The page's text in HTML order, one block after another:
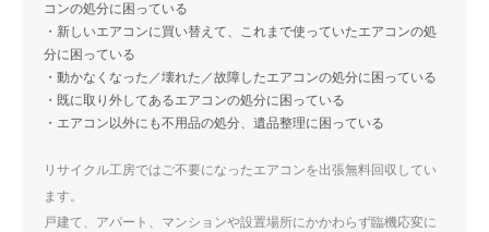
コンの処分に困っている
・新しいエアコンに買い替えて、これまで使っていたエアコンの処
分に困っている
・動かなくなった／壊れた／故障したエアコンの処分に困っている
・既に取り外してあるエアコンの処分に困っている
・エアコン以外にも不用品の処分、遺品整理に困っている
リサイクル工房ではご不要になったエアコンを出張無料回収してい
ます。
戸建て、アパート、マンションや設置場所にかかわらず臨機応変に